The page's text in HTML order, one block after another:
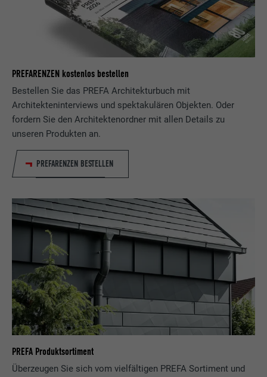
PREFARENZEN kostenlos bestellen
Bestellen Sie das PREFA Architekturbuch mit
Architekteninterviews und spektakulären Objekten. Oder
fordern Sie den Architektenordner mit allen Details zu
unseren Produkten an.
PREFARENZEN BESTELLEN
PREFA Produktsortiment
Überzeugen Sie sich vom vielfältigen PREFA Sortiment und